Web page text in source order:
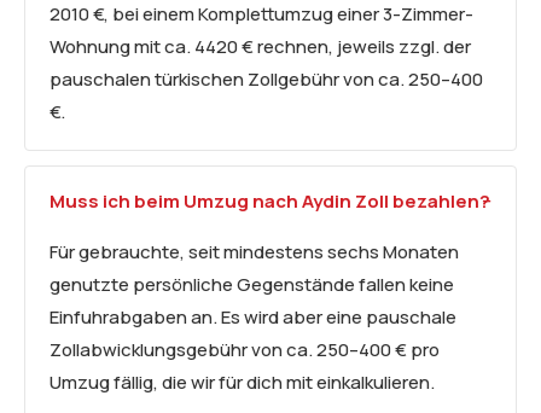
2010 €, bei einem Komplettumzug einer 3-Zimmer-
Wohnung mit ca. 4420 € rechnen, jeweils zzgl. der
pauschalen türkischen Zollgebühr von ca. 250–400
€.
Muss ich beim Umzug nach Aydin Zoll bezahlen?
Für gebrauchte, seit mindestens sechs Monaten
genutzte persönliche Gegenstände fallen keine
Einfuhrabgaben an. Es wird aber eine pauschale
Zollabwicklungsgebühr von ca. 250–400 € pro
Umzug fällig, die wir für dich mit einkalkulieren.